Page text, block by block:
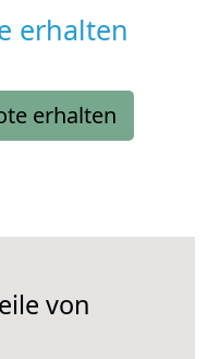
erhalten
erhalten
von